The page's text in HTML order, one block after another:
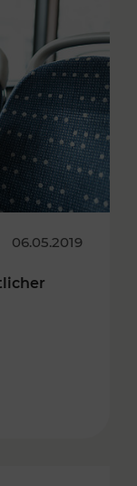
06.05.2019